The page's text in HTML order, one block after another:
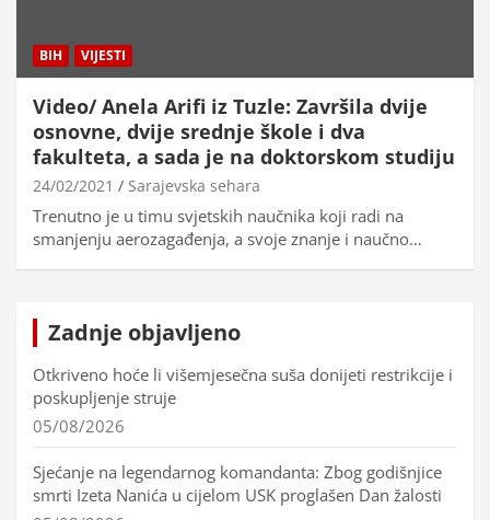
BIH VIJESTI
Video/ Anela Arifi iz Tuzle: Završila dvije
osnovne, dvije srednje škole i dva
fakulteta, a sada je na doktorskom studiju
24/02/2021 Sarajevska sehara
Trenutno je u timu svjetskih naučnika koji radi na
smanjenju aerozagađenja, a svoje znanje i naučno…
Zadnje objavljeno
Otkriveno hoće li višemjesečna suša donijeti restrikcije i
poskupljenje struje
05/08/2026
Sjećanje na legendarnog komandanta: Zbog godišnjice
smrti Izeta Nanića u cijelom USK proglašen Dan žalosti